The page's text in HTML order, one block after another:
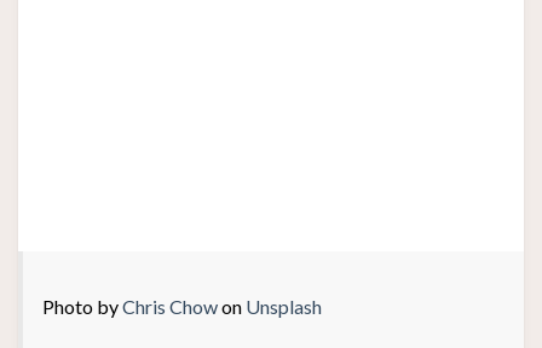
Photo byChris Chowon Unsplash